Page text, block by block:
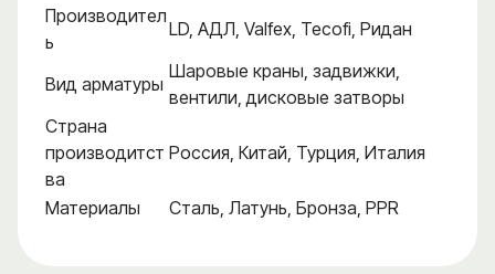
Производител
ь
LD, АДЛ, Valfex, Tecofi, Ридан
Вид арматуры
Шаровые краны, задвижки,
вентили, дисковые затворы
Страна
производитст
ва
Россия, Китай, Турция, Италия
Материалы Сталь, Латунь, Бронза, PPR